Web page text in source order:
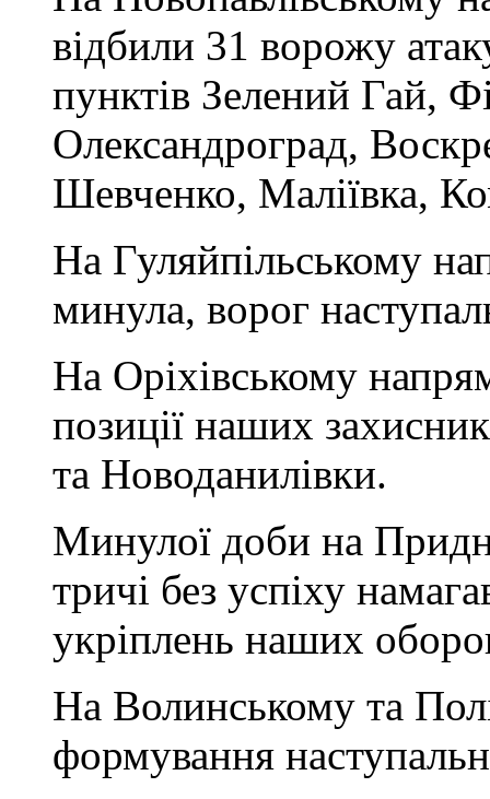
відбили 31 ворожу
пунктів Зелений Гай,
Олександроград,
Шевченко, Маліївка,
На Гуляйпільському
минула, ворог
На Оріхівському
позиції наших
та Новоданилівки.
Минулої доби на
тричі без успіху
укріплень наших
На Волинському та
формування